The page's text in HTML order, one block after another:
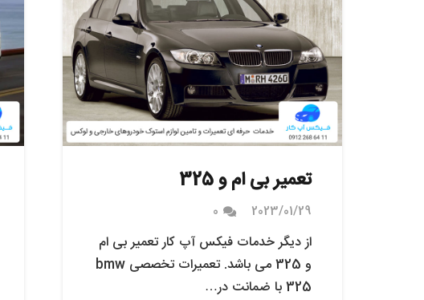
تعمیر بی ام و 325
2023/01/29
0
از دیگر خدمات فیکس آپ کار تعمیر بی ام
و 325 می باشد. تعمیرات تخصصی bmw
325 با ضمانت در…